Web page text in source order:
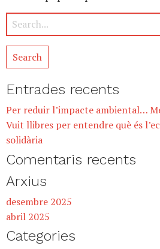
Entrades recents
Per reduir l’impacte ambiental…
Vuit llibres per entendre què és
solidària
Comentaris recents
Arxius
desembre 2025
abril 2025
Categories